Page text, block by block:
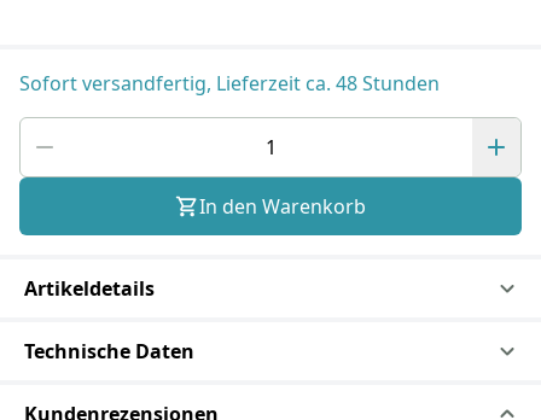
Sofort versandfertig, Lieferzeit ca. 48 Stunden
In den Warenkorb
Artikeldetails
Technische Daten
Kundenrezensionen